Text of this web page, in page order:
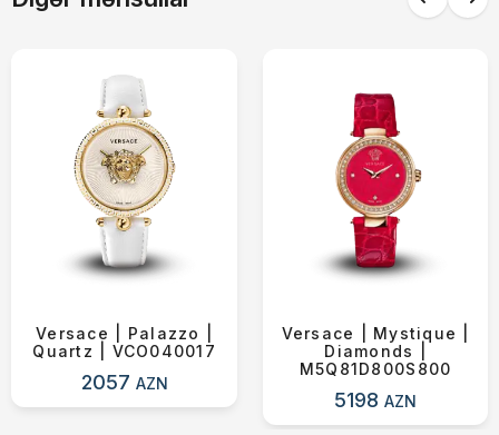
Versace | Palazzo |
Quartz | VCO040017
2057 AZN
Versace | Mystique |
Diamonds |
M5Q81D800S800
5198AZN